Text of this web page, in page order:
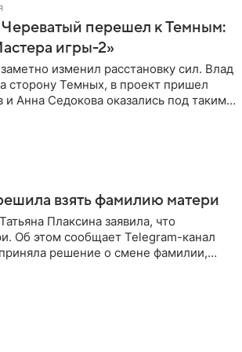
Череватый перешел к Темным:
игры-2»
изменил расстановку сил. Влад
сторону Темных, в проект пришел
Анна Седокова оказались под таким
взять фамилию матери
Плаксина заявила, что
Об этом сообщает Telegram-канал
решение о смене фамилии,